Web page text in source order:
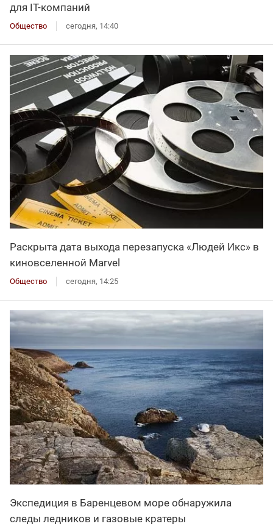
для IT-компаний
Общество сегодня, 14:40
Раскрыта дата выхода перезапуска «Людей Икс» в
киновселенной Marvel
Общество сегодня, 14:25
Экспедиция в Баренцевом море обнаружила
следы ледников и газовые кратеры